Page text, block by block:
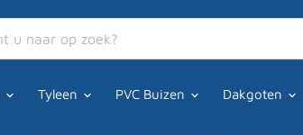
Tyleen PVC Buizen Dakgoten